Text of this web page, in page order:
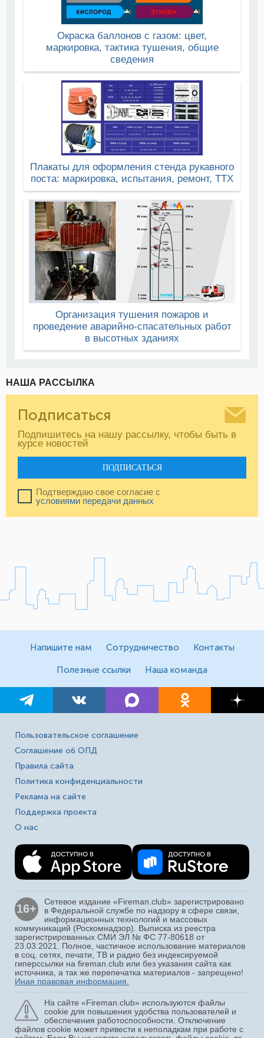
Окраска баллонов с газом: цвет,
маркировка, тактика тушения, общие
сведения
Плакаты для оформления стенда рукавного
поста: маркировка, испытания, ремонт, ТТХ
Организация тушения пожаров и
проведение аварийно-спасательных работ
в высотных зданиях
НАША РАССЫЛКА
Подписаться
Подпишитесь на нашу рассылку, чтобы быть в
курсе новостей
ПОДПИСАТЬСЯ
Подтверждаю свое согласие с
условиями передачи данных
Напишите нам Сотрудничество Контакты
Полезные ссылки Наша команда
Пользовательское соглашение
Соглашение об ОПД
Правила сайта
Политика конфиденциальности
Реклама на сайте
Поддержка проекта
О нас
16+
Сетевое издание «Fireman.club» зарегистрировано
в Федеральной службе по надзору в сфере связи,
информационных технологий и массовых
коммуникаций (Роскомнадзор). Выписка из реестра
зарегистрированных СМИ ЭЛ № ФС 77-80618 от
23.03.2021. Полное, частичное использование материалов
в соц. сетях, печати, ТВ и радио без индексируемой
гиперссылки на fireman.club или без указания сайта как
источника, а так же перепечатка материалов - запрещено!
Иная правовая информация.
На сайте «Fireman.club» используются файлы
cookie для повышения удобства пользователей и
обеспечения работоспособности. Отключение
файлов cookie может привести к неполадкам при работе с